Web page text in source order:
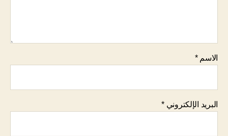
الاسم*
البريد الإلكتروني*